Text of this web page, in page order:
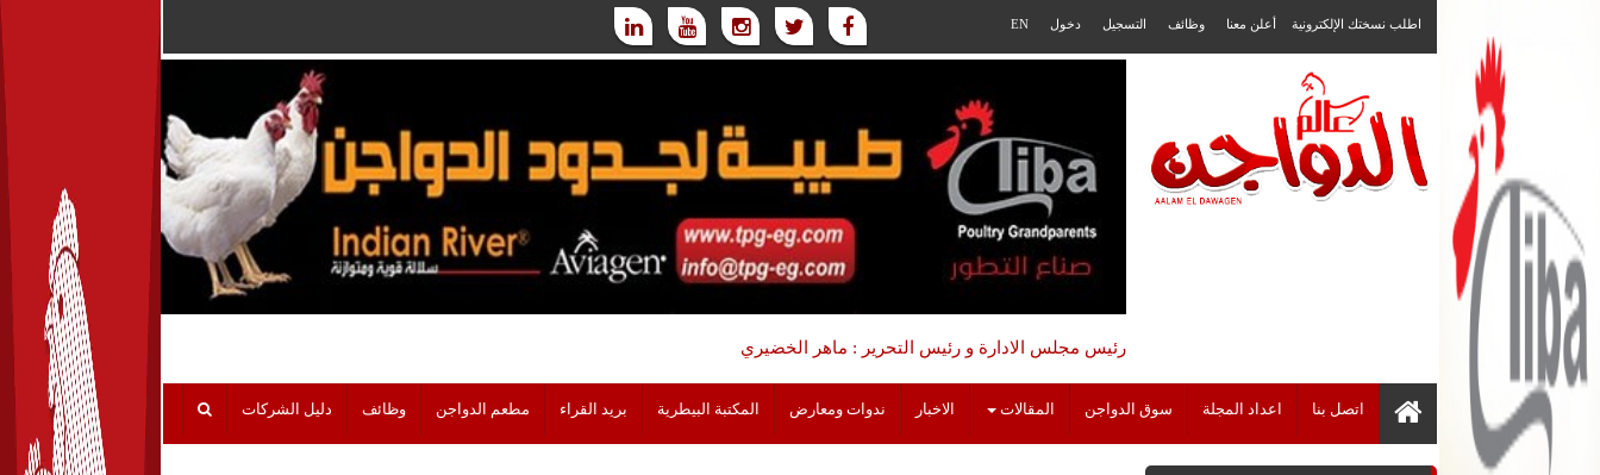
اطلب نسختك الإلكترونية أعلن معنا وظائف التسجيل دخول EN
رئيس مجلس الادارة و رئيس التحرير : ماهر الخضيري
اتصل بنا اعداد المجلة سوق الدواجن المقالات الاخبار ندوات ومعارض المكتبة البيطرية بريد القراء مطعم الدواجن وظائف دليل الشركات